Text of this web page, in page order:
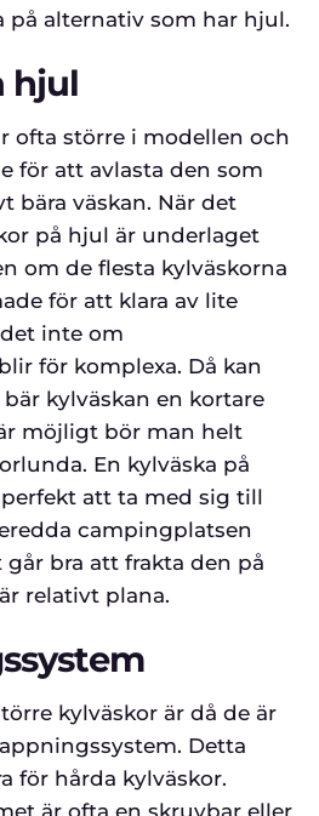
alternativ som har hjul.
hjul
ofta större i modellen och
för att avlasta den som
bära väskan. När det
på hjul är underlaget
om de flesta kylväskorna
för att klara av lite
inte om
för komplexa. Då kan
kylväskan en kortare
möjligt bör man helt
En kylväska på
att ta med sig till
campingplatsen
går bra att frakta den på
relativt plana.
kylväskor är då de är
Detta
för hårda kylväskor.
är ofta en skruvbar eller